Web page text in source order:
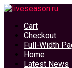
Cart
Checkout
Full-Width
Home
Latest News